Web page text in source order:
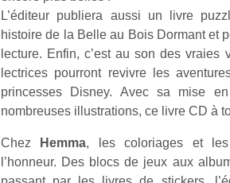
L’éditeur publiera aussi un livre
histoire de la Belle au Bois Dormant et
lecture. Enfin, c’est au son des
lectrices pourront revivre les
princesses Disney. Avec sa mise
nombreuses illustrations, ce livre CD à
Chez Hemma, les coloriages et
l’honneur. Des blocs de jeux aux
NextGen,
une
trampolines